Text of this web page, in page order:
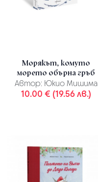
Морякът, комуто
морето обърна гръб
Автор: Юкио Мишима
10.00 € (19.56 лв.)